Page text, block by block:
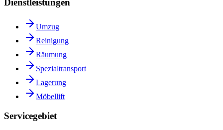
Dienstleistungen
Umzug
Reinigung
Räumung
Spezialtransport
Lagerung
Möbellift
Servicegebiet